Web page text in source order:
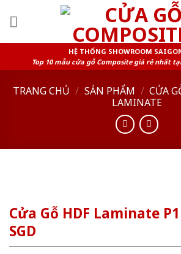
HỆ THỐNG SHOWROOM
Top 10 mẫu cửa gỗ Composite giá rẻ nhất
TRANG CHỦ / SẢN PHẨM / CỬA
LAMINATE
Cửa Gỗ HDF Laminate
SGD